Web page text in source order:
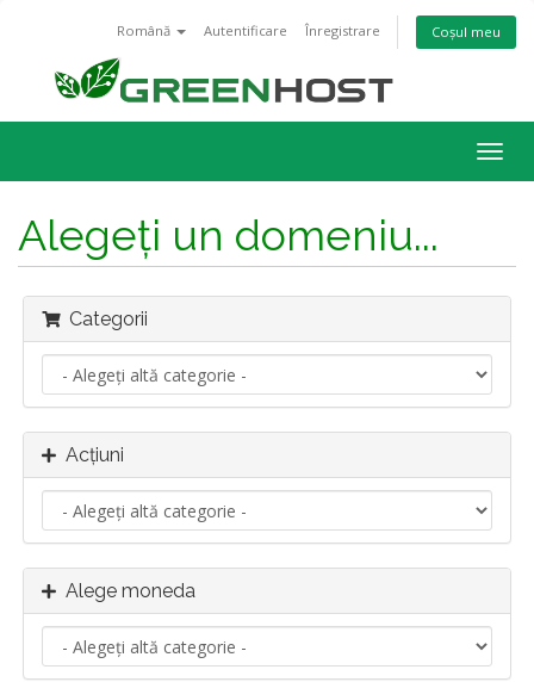
Română Autentificare Înregistrare Coșul meu
Alegeți un domeniu...
Categorii
Acțiuni
Alege moneda